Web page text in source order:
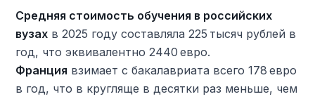
Средняя стоимость обучения в российских
вузах в 2025 году составляла 225 тысяч рублей в
год, что эквивалентно 2440 евро.
Франция взимает с бакалавриата всего 178 евро
в год, что в кругляще в десятки раз меньше, чем